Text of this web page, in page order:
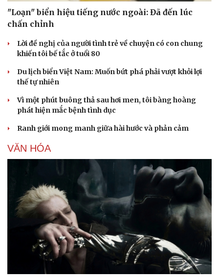
Sức khỏe
Dinh dưỡng - món ngon
Sản phụ khoa
Nhi khoa
Làm đẹp - giảm cân
Phòng mạch online
Đời sống
Tình yêu - Gia đình
"Loạn" biển hiệu tiếng nước ngoài: Đã đến lúc
chấn chỉnh
Lời đề nghị của người tình trẻ về chuyện có con chung
khiến tôi bế tắc ở tuổi 80
Du lịch biển Việt Nam: Muốn bứt phá phải vượt khỏi lợi
thế tự nhiên
Vì một phút buông thả sau hơi men, tôi bàng hoàng
phát hiện mắc bệnh tình dục
Ranh giới mong manh giữa hài hước và phản cảm
VĂN HÓA